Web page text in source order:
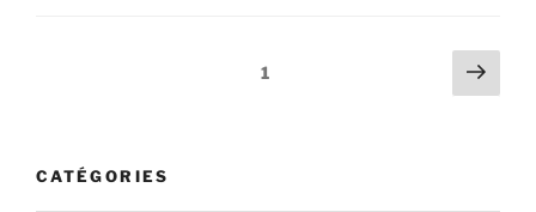
Page1
Page
CATÉGORIES